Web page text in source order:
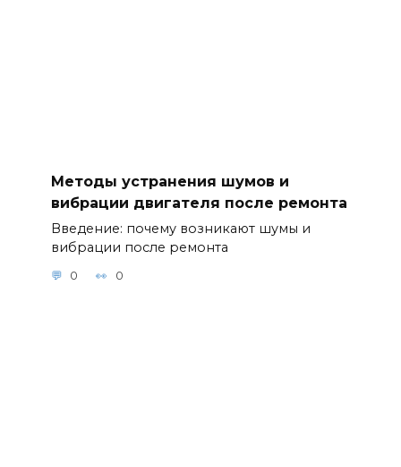
Методы устранения шумов и
вибрации двигателя после ремонта
Введение: почему возникают шумы и
вибрации после ремонта
0 0